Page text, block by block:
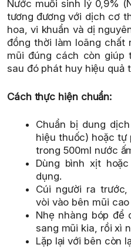
Nước muối sinh lý 0,9%
tương đương với dịch cơ
hoa, vi khuẩn và dị
đồng thời làm loãng chất
mũi đúng cách còn giúp
sau đó phát huy hiệu quả
Cách thực hiện chuẩn:
Chuẩn bị dung
hiệu thuốc) hoặc tự
trong 500ml nước
Dùng bình xịt
dụng.
Cúi người ra trước,
vòi vào bên mũi cao
Nhẹ nhàng bóp để
sang mũi kia, rồi xì
Lặp lại với bên còn